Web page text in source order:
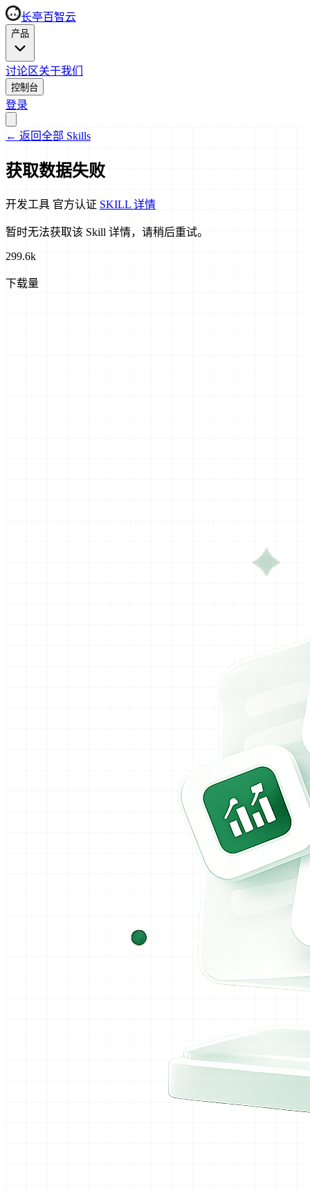
长亭百智云
产品
讨论区关于我们
控制台
登录
← 返回全部 Skills
获取数据失败
开发工具 官方认证 SKILL 详情
暂时无法获取该 Skill 详情，请稍后重试。
299.6k
下载量